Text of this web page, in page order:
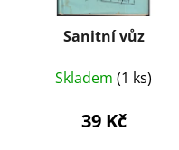
Sanitní vůz
Skladem (1 ks)
39 Kč